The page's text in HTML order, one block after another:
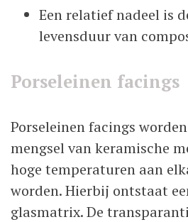
Een relatief nadeel is
levensduur van
Porseleinen facings
Porseleinen facings
mengsel van keramische
hoge temperaturen aan
worden. Hierbij ontstaat
glasmatrix. De